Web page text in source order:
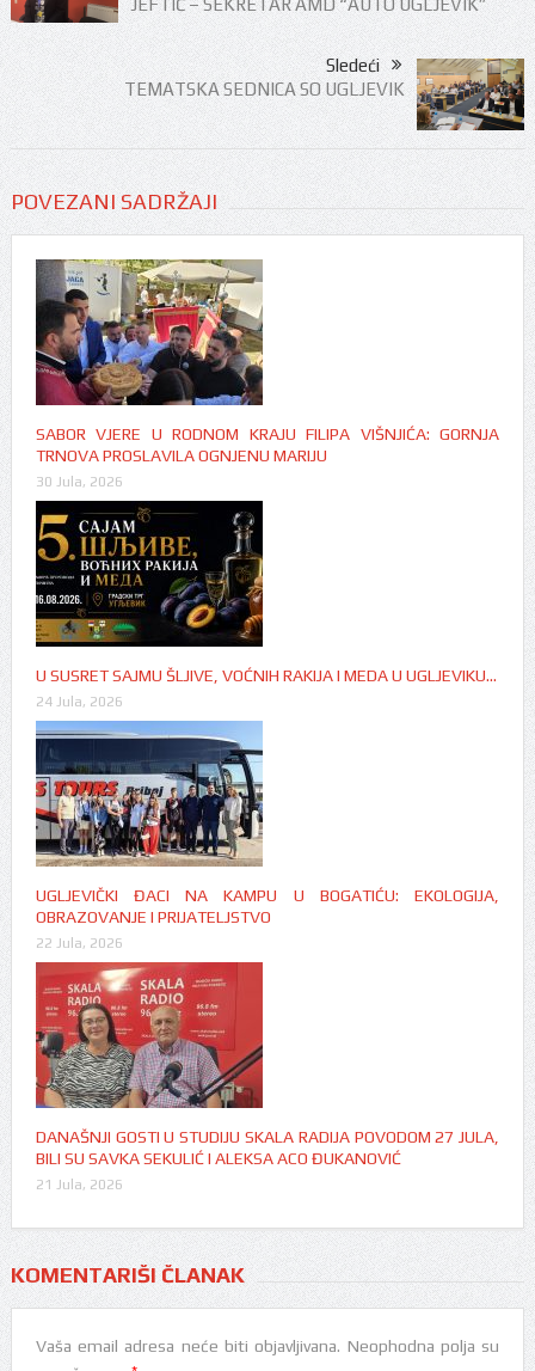
Sledeći
TEMATSKA SEDNICA SO UGLJEVIK
POVEZANI SADRŽAJI
SABOR VJERE U RODNOM KRAJU FILIPA VIŠNJIĆA: GORNJA
TRNOVA PROSLAVILA OGNJENU MARIJU
30 Jula, 2026
U SUSRET SAJMU ŠLJIVE, VOĆNIH RAKIJA I MEDA U UGLJEVIKU…
24 Jula, 2026
UGLJEVIČKI ĐACI NA KAMPU U BOGATIĆU: EKOLOGIJA,
OBRAZOVANJE I PRIJATELJSTVO
22 Jula, 2026
DANAŠNJI GOSTI U STUDIJU SKALA RADIJA POVODOM 27 JULA,
BILI SU SAVKA SEKULIĆ I ALEKSA ACO ĐUKANOVIĆ
21 Jula, 2026
KOMENTARIŠI ČLANAK
Vaša email adresa neće biti objavljivana. Neophodna polja su